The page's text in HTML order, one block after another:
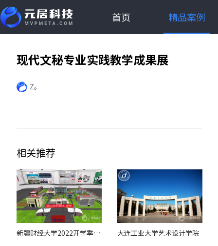
首页 精品案例
现代文秘专业实践教学成果展
Z。
相关推荐
新疆财经大学2022开学季元宇宙 大连工业大学艺术设计学院